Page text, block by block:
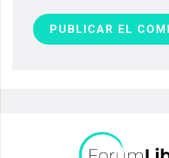
PUBLICAR EL